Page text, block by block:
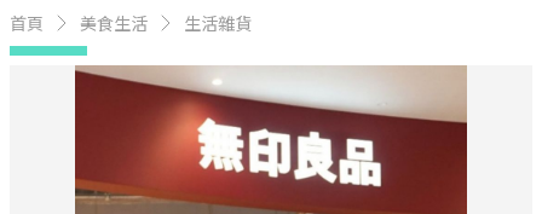
首頁 美食生活 生活雜貨